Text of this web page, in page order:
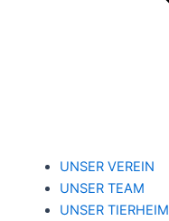
UNSER VEREIN
UNSER TEAM
UNSER TIERHEIM